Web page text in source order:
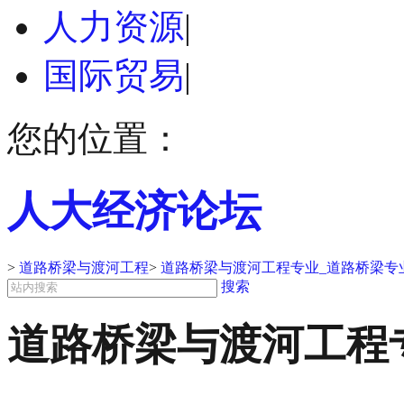
人力资源|
国际贸易|
您的位置：
人大经济论坛
> 道路桥梁与渡河工程> 道路桥梁与渡河工程专业_道路桥梁专
搜索
道路桥梁与渡河工